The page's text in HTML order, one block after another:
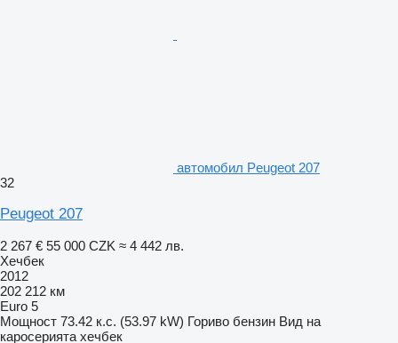
автомобил Peugeot 207
32
Peugeot 207
2 267 € 55 000 CZK ≈ 4 442 лв.
Хечбек
2012
202 212 км
Euro 5
Мощност 73.42 к.с. (53.97 kW) Гориво бензин Вид на
каросерията хечбек